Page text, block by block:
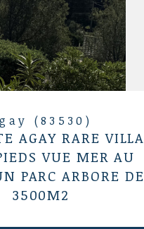
Agay (83530)
AGAY RARE VILLA
VUE MER AU
PARC ARBORE DE
3500M2